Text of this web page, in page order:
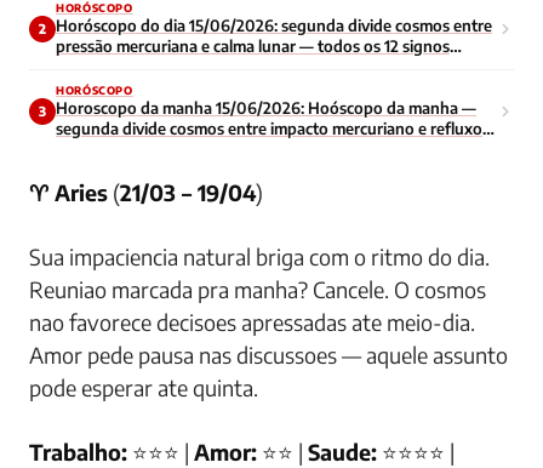
2
HORÓSCOPO
Horóscopo do dia 15/06/2026: segunda divide cosmos entre
pressão mercuriana e calma lunar — todos os 12 signos
3
HORÓSCOPO
Horoscopo da manha 15/06/2026: Hoóscopo da manha —
segunda divide cosmos entre impacto mercuriano e refluxo
♈ Aries (21/03 – 19/04)
Sua impaciencia natural briga com o ritmo do dia.
Reuniao marcada pra manha? Cancele. O cosmos
nao favorece decisoes apressadas ate meio-dia.
Amor pede pausa nas discussoes — aquele assunto
pode esperar ate quinta.
Trabalho: ⭐⭐⭐ | Amor: ⭐⭐ | Saude: ⭐⭐⭐⭐ |